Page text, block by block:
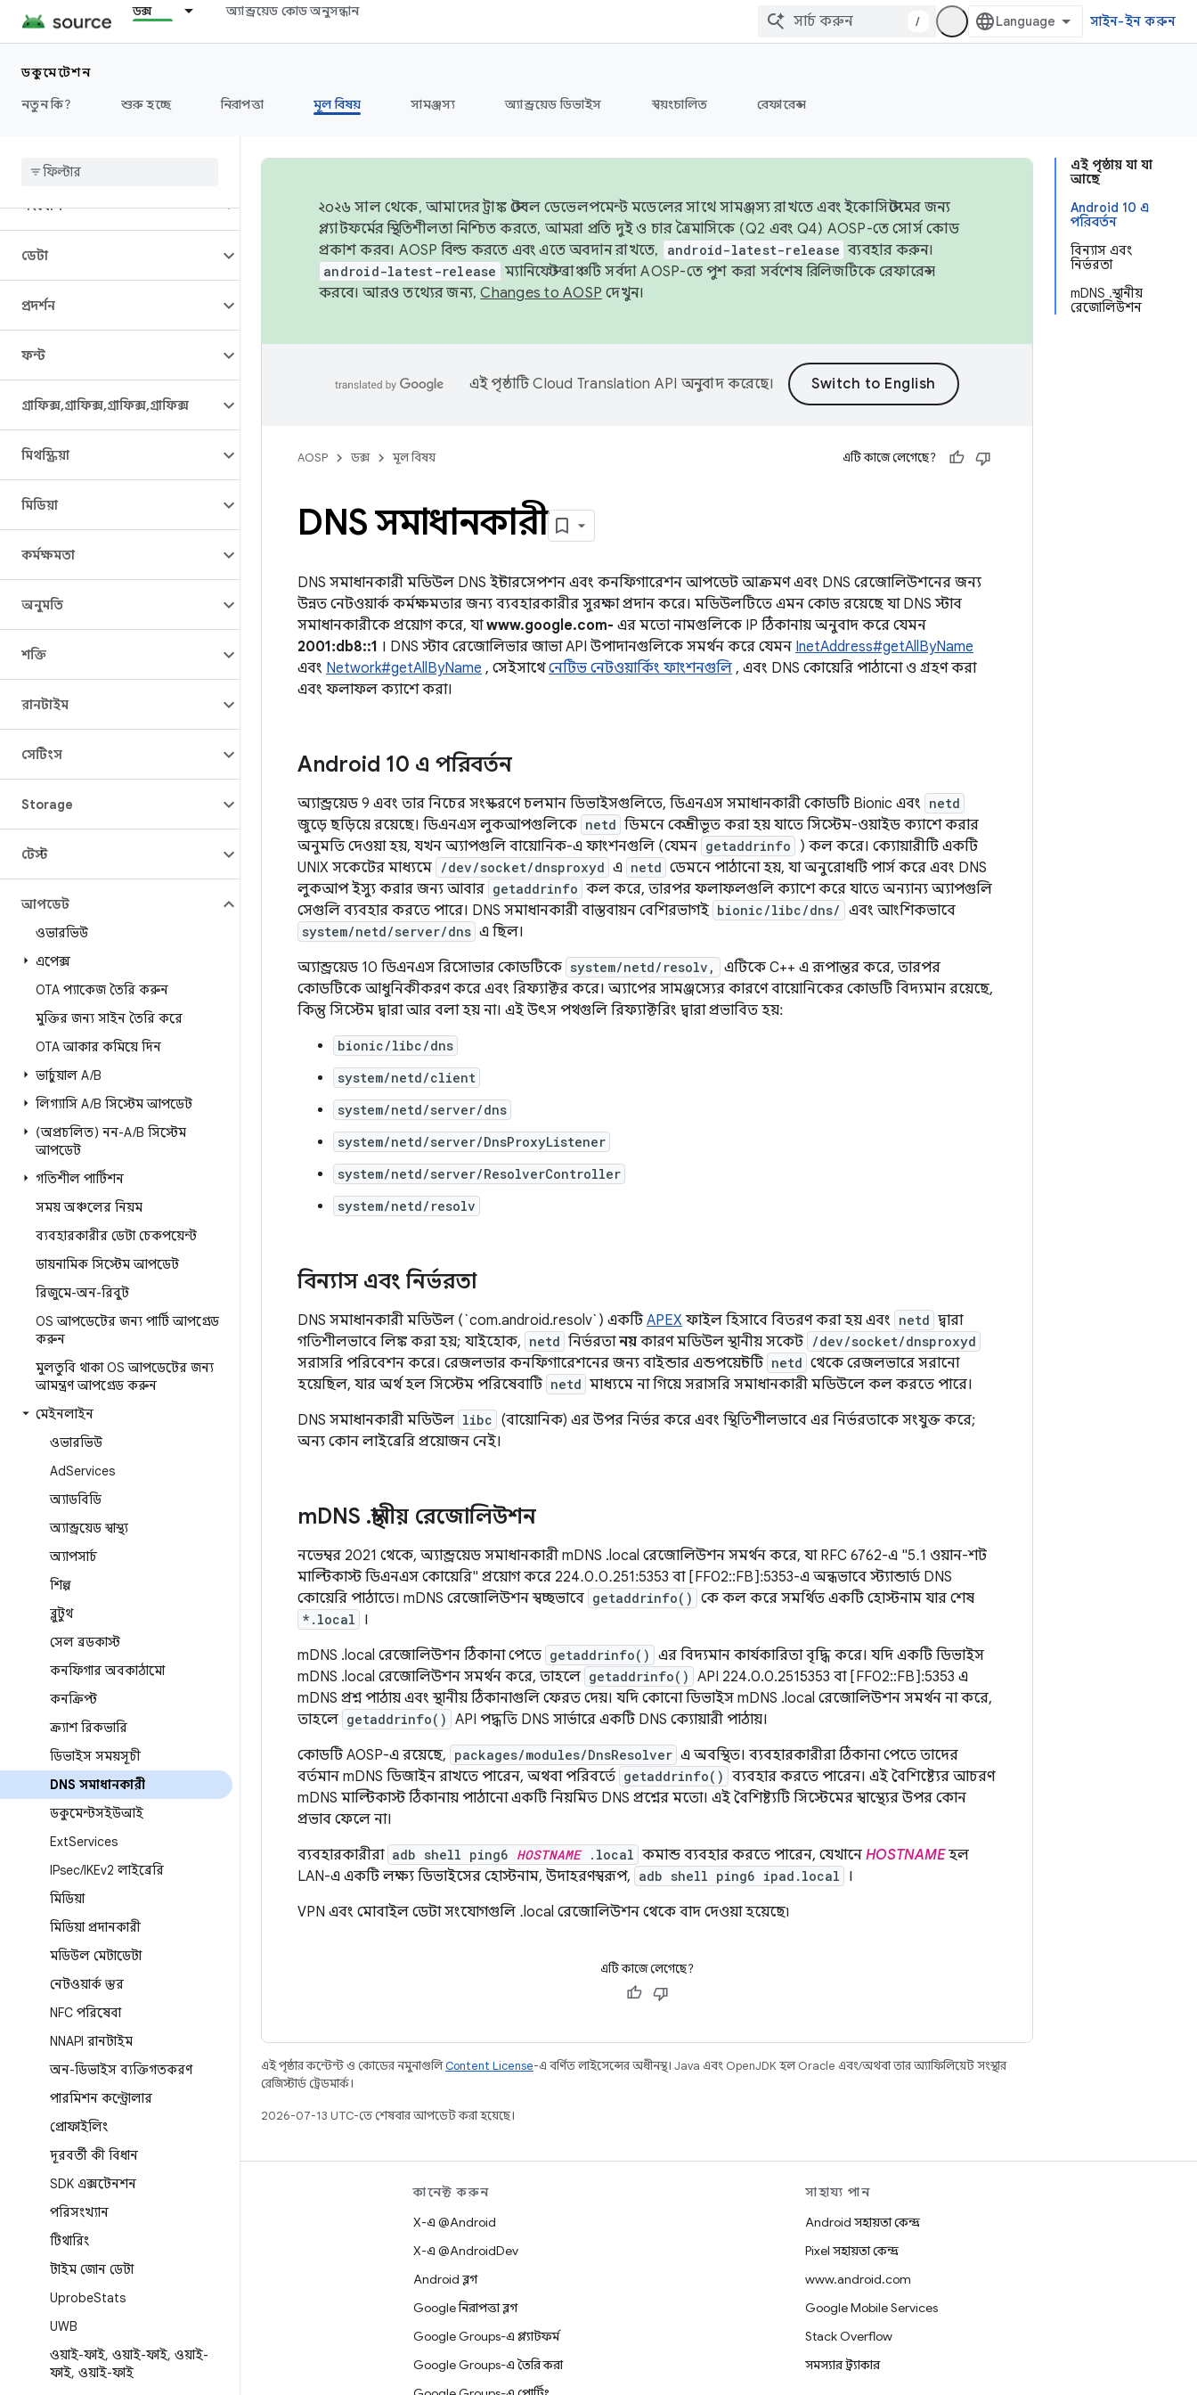
ডক্স অ্যান্ড্রয়েড কোড অনুসন্ধান
/ সাইন-ইন করুন
ডকুমেন্টেশন
নতুন কি?
শুরু হচ্ছে নিরাপত্তা মূল বিষয় সামঞ্জস্য অ্যান্ড্রয়েড ডিভাইস স্বয়ংচালিত রেফারেন্স
শ্রুতি
সংযোগ
ডেটা
প্রদর্শন
ফন্ট
গ্রাফিক্স,গ্রাফিক্স,গ্রাফিক্স,গ্রাফিক্স
মিথস্ক্রিয়া
মিডিয়া
কর্মক্ষমতা
অনুমতি
শক্তি
রানটাইম
সেটিংস
Storage
টেস্ট
আপডেট
ওভারভিউ
এপেক্স
OTA প্যাকেজ তৈরি করুন
মুক্তির জন্য সাইন তৈরি করে
OTA আকার কমিয়ে দিন
ভার্চুয়াল A/B
লিগ্যাসি A/B সিস্টেম আপডেট
(অপ্রচলিত) নন-A/B সিস্টেম
আপডেট
গতিশীল পার্টিশন
সময় অঞ্চলের নিয়ম
ব্যবহারকারীর ডেটা চেকপয়েন্ট
ডায়নামিক সিস্টেম আপডেট
রিজুমে-অন-রিবুট
OS আপডেটের জন্য পার্টি আপগ্রেড
করুন
মুলতুবি থাকা OS আপডেটের জন্য
আমন্ত্রণ আপগ্রেড করুন
মেইনলাইন
ওভারভিউ
AdServices
অ্যাডবিডি
অ্যান্ড্রয়েড স্বাস্থ্য
অ্যাপসার্চ
শিল্প
ব্লুটুথ
সেল ব্রডকাস্ট
কনফিগার অবকাঠামো
কনক্রিপ্ট
ক্র্যাশ রিকভারি
ডিভাইস সময়সূচী
DNS সমাধানকারী
ডকুমেন্টসইউআই
ExtServices
IPsec/IKEv2 লাইব্রেরি
মিডিয়া
মিডিয়া প্রদানকারী
মডিউল মেটাডেটা
নেটওয়ার্ক স্তর
NFC পরিষেবা
NNAPI রানটাইম
অন-ডিভাইস ব্যক্তিগতকরণ
পারমিশন কন্ট্রোলার
প্রোফাইলিং
দূরবর্তী কী বিধান
SDK এক্সটেনশন
পরিসংখ্যান
টিথারিং
টাইম জোন ডেটা
UprobeStats
UWB
ওয়াই-ফাই, ওয়াই-ফাই, ওয়াই-
ফাই, ওয়াই-ফাই
এই পৃষ্ঠায় যা যা
আছে
Android 10 এ
পরিবর্তন
বিন্যাস এবং
নির্ভরতা
mDNS .স্থানীয়
রেজোলিউশন
২০২৬ সাল থেকে, আমাদের ট্রাঙ্ক স্টেবল ডেভেলপমেন্ট মডেলের সাথে সামঞ্জস্য রাখতে এবং ইকোসিস্টেমের জন্য
প্ল্যাটফর্মের স্থিতিশীলতা নিশ্চিত করতে, আমরা প্রতি দুই ও চার ত্রৈমাসিকে (Q2 এবং Q4) AOSP-তে সোর্স কোড
প্রকাশ করব। AOSP বিল্ড করতে এবং এতে অবদান রাখতে,
android-latest-release ব্যবহার করুন।
android-latest-release ম্যানিফেস্ট ব্রাঞ্চটি সর্বদা AOSP-তে পুশ করা সর্বশেষ রিলিজটিকে রেফারেন্স
করবে। আরও তথ্যের জন্য,Changes to AOSP দেখুন।
এই পৃষ্ঠাটিCloud Translation API অনুবাদ করেছে।
AOSP ডক্স মূল বিষয় এটি কাজে লেগেছে?
DNS সমাধানকারী
DNS সমাধানকারী মডিউল DNS ইন্টারসেপশন এবং কনফিগারেশন আপডেট আক্রমণ এবং DNS রেজোলিউশনের জন্য
উন্নত নেটওয়ার্ক কর্মক্ষমতার জন্য ব্যবহারকারীর সুরক্ষা প্রদান করে। মডিউলটিতে এমন কোড রয়েছে যা DNS স্টাব
সমাধানকারীকে প্রয়োগ করে, যাwww.google.com- এর মতো নামগুলিকে IP ঠিকানায় অনুবাদ করে যেমন
2001:db8::1 । DNS স্টাব রেজোলিভার জাভা API উপাদানগুলিকে সমর্থন করে যেমন InetAddress#getAllByName
এবং Network#getAllByName , সেইসাথেনেটিভ নেটওয়ার্কিং ফাংশনগুলি , এবং DNS কোয়েরি পাঠানো ও গ্রহণ করা
এবং ফলাফল ক্যাশে করা।
Android 10 এ পরিবর্তন
অ্যান্ড্রয়েড 9 এবং তার নিচের সংস্করণে চলমান ডিভাইসগুলিতে, ডিএনএস সমাধানকারী কোডটি Bionic এবং netd
জুড়ে ছড়িয়ে রয়েছে। ডিএনএস লুকআপগুলিকে netd ডিমনে কেন্দ্রীভূত করা হয় যাতে সিস্টেম-ওয়াইড ক্যাশে করার
অনুমতি দেওয়া হয়, যখন অ্যাপগুলি বায়োনিক-এ ফাংশনগুলি (যেমন getaddrinfo
) কল করে। ক্যোয়ারীটি একটি
UNIX সকেটের মাধ্যমে /dev/socket/dnsproxyd এ netd ডেমনে পাঠানো হয়, যা অনুরোধটি পার্স করে এবং DNS
লুকআপ ইস্যু করার জন্য আবার getaddrinfo কল করে, তারপর ফলাফলগুলি ক্যাশে করে যাতে অন্যান্য অ্যাপগুলি
সেগুলি ব্যবহার করতে পারে। DNS সমাধানকারী বাস্তবায়ন বেশিরভাগই bionic/libc/dns/ এবং আংশিকভাবে
system/netd/server/dns এ ছিল।
অ্যান্ড্রয়েড 10 ডিএনএস রিসোভার কোডটিকে system/netd/resolv,
এটিকে C++ এ রূপান্তর করে, তারপর
কোডটিকে আধুনিকীকরণ করে এবং রিফ্যাক্টর করে। অ্যাপের সামঞ্জস্যের কারণে বায়োনিকের কোডটি বিদ্যমান রয়েছে,
কিন্তু সিস্টেম দ্বারা আর বলা হয় না। এই উৎস পথগুলি রিফ্যাক্টরিং দ্বারা প্রভাবিত হয়:
bionic/libc/dns
system/netd/client
system/netd/server/dns
system/netd/server/DnsProxyListener
system/netd/server/ResolverController
system/netd/resolv
বিন্যাস এবং নির্ভরতা
DNS সমাধানকারী মডিউল (`com.android.resolv`) একটি APEX ফাইল হিসাবে বিতরণ করা হয় এবং netd দ্বারা
গতিশীলভাবে লিঙ্ক করা হয়; যাইহোক, netd নির্ভরতানয় কারণ মডিউল স্থানীয় সকেট /dev/socket/dnsproxyd
সরাসরি পরিবেশন করে। রেজলভার কনফিগারেশনের জন্য বাইন্ডার এন্ডপয়েন্টটি netd থেকে রেজলভারে সরানো
হয়েছিল, যার অর্থ হল সিস্টেম পরিষেবাটি netd মাধ্যমে না গিয়ে সরাসরি সমাধানকারী মডিউলে কল করতে পারে।
DNS সমাধানকারী মডিউল libc (বায়োনিক) এর উপর নির্ভর করে এবং স্থিতিশীলভাবে এর নির্ভরতাকে সংযুক্ত করে;
অন্য কোন লাইব্রেরি প্রয়োজন নেই।
mDNS .স্থানীয় রেজোলিউশন
নভেম্বর 2021 থেকে, অ্যান্ড্রয়েড সমাধানকারী mDNS .local রেজোলিউশন সমর্থন করে, যা RFC 6762-এ "5.1 ওয়ান-শট
মাল্টিকাস্ট ডিএনএস কোয়েরি" প্রয়োগ করে 224.0.0.251:5353 বা [FF02::FB]:5353-এ অন্ধভাবে স্ট্যান্ডার্ড DNS
কোয়েরি পাঠাতে। mDNS রেজোলিউশন স্বচ্ছভাবে getaddrinfo() কে কল করে সমর্থিত একটি হোস্টনাম যার শেষ
*.local
।
mDNS .local রেজোলিউশন ঠিকানা পেতে getaddrinfo() এর বিদ্যমান কার্যকারিতা বৃদ্ধি করে। যদি একটি ডিভাইস
mDNS .local রেজোলিউশন সমর্থন করে, তাহলে getaddrinfo() API 224.0.0.251:5353 বা [FF02::FB]:5353 এ
mDNS প্রশ্ন পাঠায় এবং স্থানীয় ঠিকানাগুলি ফেরত দেয়। যদি কোনো ডিভাইস mDNS .local রেজোলিউশন সমর্থন না করে,
তাহলে getaddrinfo() API পদ্ধতি DNS সার্ভারে একটি DNS ক্যোয়ারী পাঠায়।
কোডটি AOSP-এ রয়েছে, packages/modules/DnsResolver এ অবস্থিত। ব্যবহারকারীরা ঠিকানা পেতে তাদের
বর্তমান mDNS ডিজাইন রাখতে পারেন, অথবা পরিবর্তে getaddrinfo() ব্যবহার করতে পারেন। এই বৈশিষ্ট্যের আচরণ
mDNS মাল্টিকাস্ট ঠিকানায় পাঠানো একটি নিয়মিত DNS প্রশ্নের মতো। এই বৈশিষ্ট্যটি সিস্টেমের স্বাস্থ্যের উপর কোন
প্রভাব ফেলে না।
ব্যবহারকারীরা adb shell ping6 HOSTNAME.local কমান্ড ব্যবহার করতে পারেন, যেখানে HOSTNAMEহল
LAN-এ একটি লক্ষ্য ডিভাইসের হোস্টনাম, উদাহরণস্বরূপ, adb shell ping6 ipad.local
।
VPN এবং মোবাইল ডেটা সংযোগগুলি .local রেজোলিউশন থেকে বাদ দেওয়া হয়েছে৷
এটি কাজে লেগেছে?
এই পৃষ্ঠার কন্টেন্ট ও কোডের নমুনাগুলিContent License-এ বর্ণিত লাইসেন্সের অধীনস্থ। Java এবং OpenJDK হল Oracle এবং/অথবা তার অ্যাফিলিয়েট সংস্থার
রেজিস্টার্ড ট্রেডমার্ক।
2026-07-13 UTC-তে শেষবার আপডেট করা হয়েছে।
Android স্টোরেজ
প্রয়োজনীয়তা
ডাউনলোড হচ্ছে
প্রিভিউ বাইনারি
ফ্যাক্টরি ইমেজ
ড্রাইভার বাইনারি
কানেক্ট করুন
X-এ @Android
X-এ @AndroidDev
Android ব্লগ
Google নিরাপত্তা ব্লগ
Google Groups-এ প্ল্যাটফর্ম
Google Groups-এ তৈরি করা
সাহায্য পান
Android সহায়তা কেন্দ্র
Pixel সহায়তা কেন্দ্র
www.android.com
Google Mobile Services
Stack Overflow
সমস্যার ট্র্যাকার